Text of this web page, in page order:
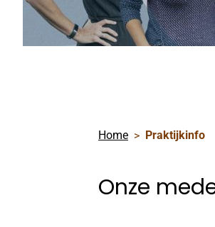
Home Praktijkinfo
Onze